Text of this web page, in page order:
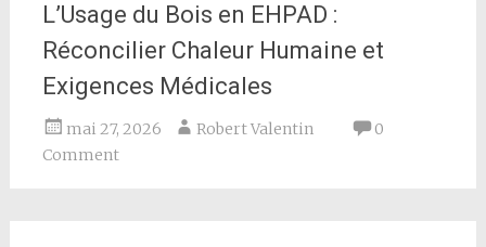
L’Usage du Bois en EHPAD :
Réconcilier Chaleur Humaine et
Exigences Médicales
mai 27, 2026 Robert Valentin
0
Comment